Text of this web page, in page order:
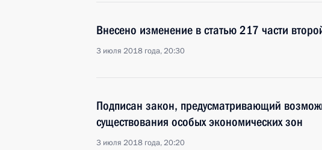
Внесено изменение в статью 217 части
3 июля 2018 года, 20:30
Подписан закон, предусматривающий
существования особых экономических зон
3 июля 2018 года, 20:20